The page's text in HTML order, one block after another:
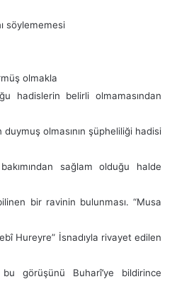
söylememesi
olmakla
hadislerin belirli olmamasından
olmasının şüpheliliği hadisi
sağlam olduğu halde
bir ravinin bulunması. “Musa
Hureyre” İsnadıyla rivayet edilen
görüşünü Buharî’ye bildirince